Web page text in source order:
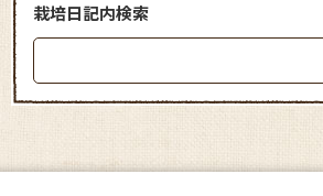
栽培日記内検索